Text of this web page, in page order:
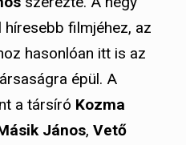
híresebb filmjéhez, az
hasonlóan itt is az
épül. A
a társíró Kozma
János, Vető